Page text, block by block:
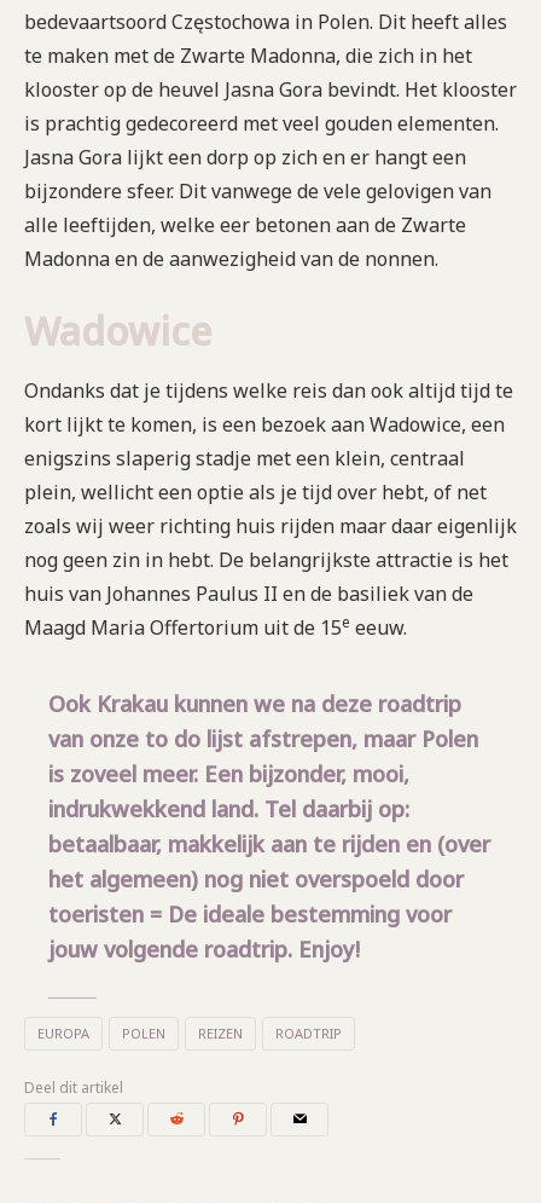
bedevaartsoord Częstochowa in Polen. Dit heeft alles
te maken met de Zwarte Madonna, die zich in het
klooster op de heuvel Jasna Gora bevindt. Het klooster
is prachtig gedecoreerd met veel gouden elementen.
Jasna Gora lijkt een dorp op zich en er hangt een
bijzondere sfeer. Dit vanwege de vele gelovigen van
alle leeftijden, welke eer betonen aan de Zwarte
Madonna en de aanwezigheid van de nonnen.
Wadowice
Ondanks dat je tijdens welke reis dan ook altijd tijd te
kort lijkt te komen, is een bezoek aan Wadowice, een
enigszins slaperig stadje met een klein, centraal
plein, wellicht een optie als je tijd over hebt, of net
zoals wij weer richting huis rijden maar daar eigenlijk
nog geen zin in hebt. De belangrijkste attractie is het
huis van Johannes Paulus II en de basiliek van de
Maagd Maria Offertorium uit de 15e eeuw.
Ook Krakau kunnen we na deze roadtrip
van onze to do lijst afstrepen, maar Polen
is zoveel meer. Een bijzonder, mooi,
indrukwekkend land. Tel daarbij op:
betaalbaar, makkelijk aan te rijden en (over
het algemeen) nog niet overspoeld door
toeristen = De ideale bestemming voor
jouw volgende roadtrip. Enjoy!
EUROPA POLEN REIZEN ROADTRIP
Deel dit artikel